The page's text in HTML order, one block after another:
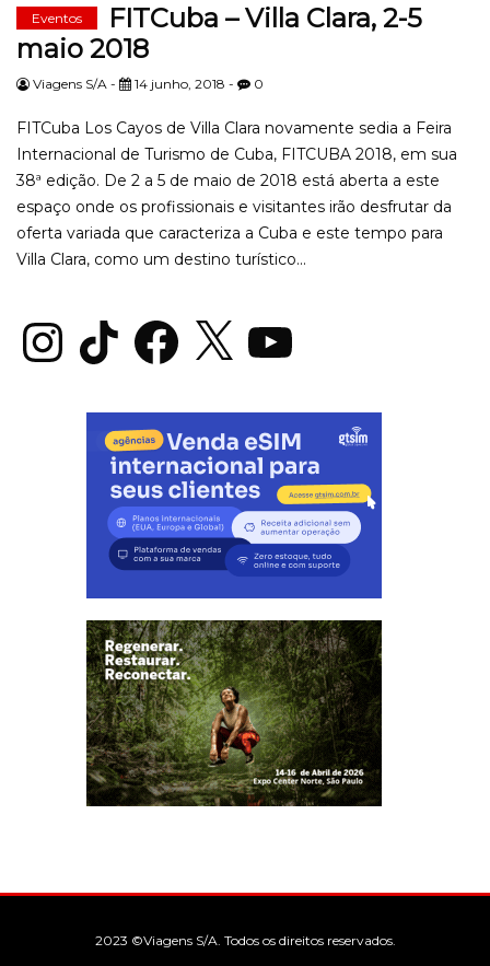
Eventos
FITCuba – Villa Clara, 2-5
maio 2018
Viagens S/A - 14 junho, 2018 - 0
FITCuba Los Cayos de Villa Clara novamente sedia a Feira
Internacional de Turismo de Cuba, FITCUBA 2018, em sua
38ª edição. De 2 a 5 de maio de 2018 está aberta a este
espaço onde os profissionais e visitantes irão desfrutar da
oferta variada que caracteriza a Cuba e este tempo para
Villa Clara, como um destino turístico...
InstagramTikTok Facebook
X YouTube
2023 ©Viagens S/A. Todos os direitos reservados.